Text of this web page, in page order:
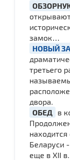
замок…
НОВЫЙ
третьего
двора.
ОБЕД
в
Беларуси -
еще в XII